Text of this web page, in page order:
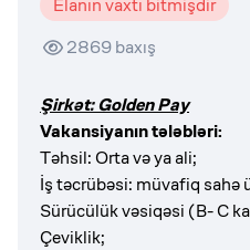
Elanın vaxtı bitmişdir
2869baxış
Şirkət: Golden Pay
Vakansiyanın tələbləri:
Təhsil: Orta və ya ali;
İş təcrübəsi: müvafiq sahə
Sürücülük vəsiqəsi (B- C
Çeviklik;